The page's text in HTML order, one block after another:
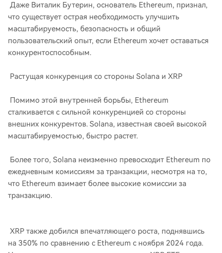
Даже Виталик Бутерин, основатель Ethereum, признал,
что существует острая необходимость улучшить
масштабируемость, безопасность и общий
пользовательский опыт, если Ethereum хочет оставаться
конкурентоспособным.
Растущая конкуренция со стороны Solana и XRP
Помимо этой внутренней борьбы, Ethereum
сталкивается с сильной конкуренцией со стороны
внешних конкурентов. Solana, известная своей высокой
масштабируемостью, быстро растет.
Более того, Solana неизменно превосходит Ethereum по
ежедневным комиссиям за транзакции, несмотря на то,
что Ethereum взимает более высокие комиссии за
транзакцию.
XRP также добился впечатляющего роста, поднявшись
на 350% по сравнению с Ethereum с ноября 2024 года.